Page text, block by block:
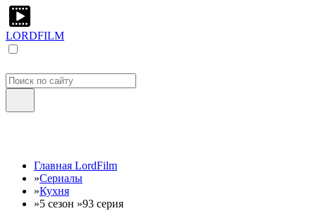
LORDFILM
Главная LordFilm
»Сериалы
»Кухня
»5 сезон »93 серия